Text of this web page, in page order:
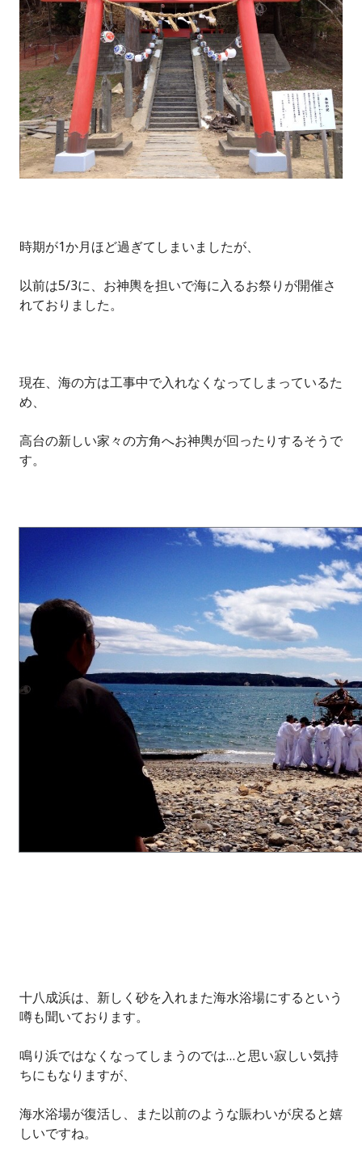
時期が1か月ほど過ぎてしまいましたが、
以前は5/3に、お神輿を担いで海に入るお祭りが開催さ
れておりました。
現在、海の方は工事中で入れなくなってしまっているた
め、
高台の新しい家々の方角へお神輿が回ったりするそうで
す。
十八成浜は、新しく砂を入れまた海水浴場にするという
噂も聞いております。
鳴り浜ではなくなってしまうのでは…と思い寂しい気持
ちにもなりますが、
海水浴場が復活し、また以前のような賑わいが戻ると嬉
しいですね。